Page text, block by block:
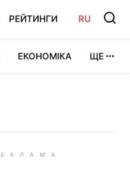
РЕЙТИНГИ RU
ЕКОНОМІКА ЩЕ